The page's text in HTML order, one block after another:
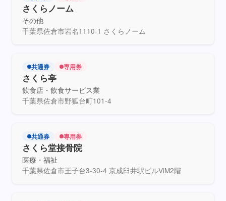
さくらノーム
その他
千葉県佐倉市岩名1110-1 さくらノーム
さくら亭
共通券 専用券
飲食店・飲食サービス業
千葉県佐倉市野狐台町101-4
さくら堂接骨院
共通券 専用券
医療・福祉
千葉県佐倉市王子台3-30-4 京成臼井駅ビルViM2階